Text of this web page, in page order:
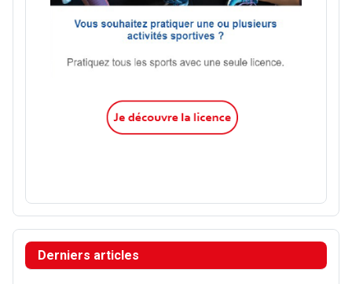
Derniers articles